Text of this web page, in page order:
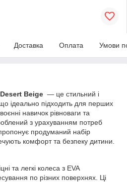
Доставка Оплата Умови
Beige — це стильний і
ідеально підходить для перших
навичок рівноваги та
з урахуванням потреб
продуманий набір
комфорт та безпеку дитини.
та легкі колеса з EVA
по різних поверхнях. Ці